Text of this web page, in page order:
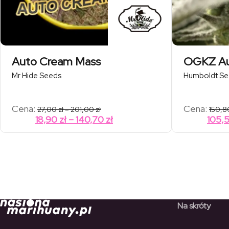
Auto Cream Mass
Mr Hide Seeds
Cena: 27,00zł–201,00złZakres
cen:
od
27,00 zł
18,90 zł –140,70 złZakres
cen:
OGKZ
Humboldt
Cena:
Na skróty